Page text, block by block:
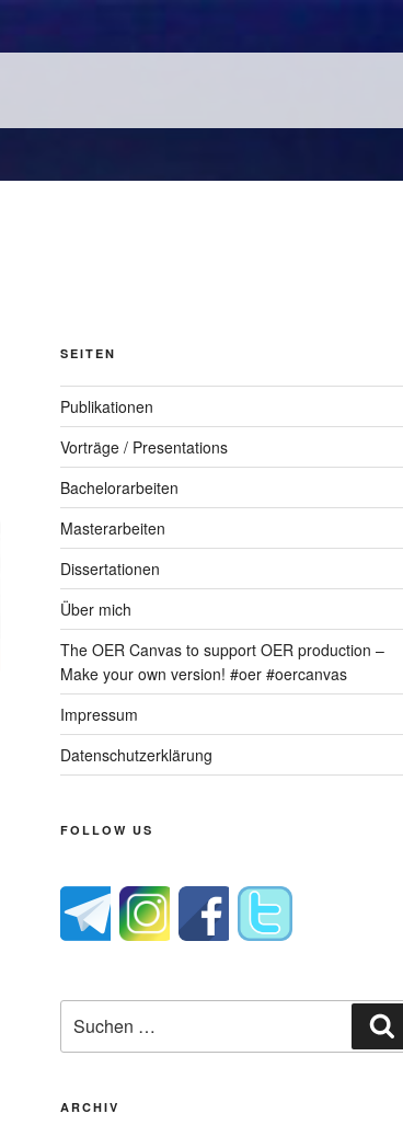
SEITEN
Publikationen
Vorträge / Presentations
Bachelorarbeiten
Masterarbeiten
Dissertationen
Über mich
The OER Canvas to support OER production –
Make your own version! #oer #oercanvas
Impressum
Datenschutzerklärung
FOLLOW US
nach:
ARCHIV